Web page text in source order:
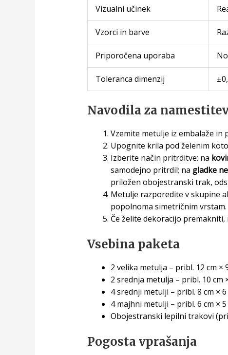
Vizualni učinek
Vzorci in barve
Priporočena uporaba
Toleranca dimenzij
Navodila za
Vzemite metulje iz embalaže
Upognite krila pod želenim
Izberite način pritrditve: na
samodejno pritrdil; na gladke
priložen obojestranski trak,
Metulje razporedite v skupine
popolnoma simetričnim vrstam.
Če želite dekoracijo
Vsebina paketa
2 velika metulja – pribl. 12 cm ×
2 srednja metulja – pribl. 10 cm
4 srednji metulji – pribl. 8 cm × 6
4 majhni metulji – pribl. 6 cm × 5
Obojestranski lepilni trakovi
Pogosta vprašanja